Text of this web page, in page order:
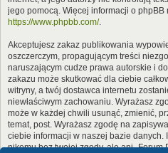
jego pomocą. Więcej informacji o phpBB
https://www.phpbb.com/.
Akceptujesz zakaz publikowania
oszczerczym, propagującym treści
naruszającym cudze prawa autorskie i
zakazu może skutkować dla ciebie
witryny, a twój dostawca internetu
niewłaściwym zachowaniu. Wyrażasz
może w każdej chwili usunąć, zmienić,
temat, post. Wyrażasz zgodę na
ciebie informacji w naszej bazie danych.
nikomu bez twojej zgody, ale ani „Forum